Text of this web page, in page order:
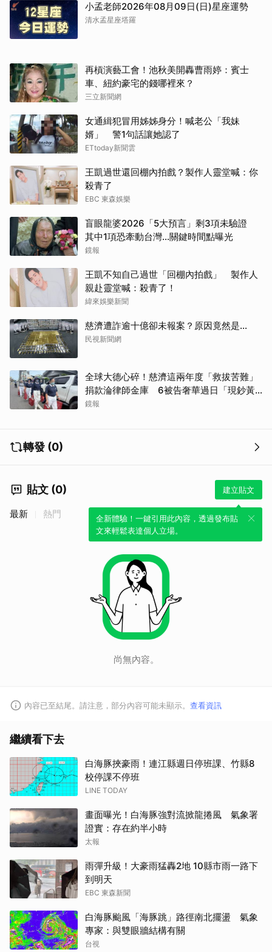
小孟老師2026年08月09日(日)星座運勢
清水孟星座塔羅
再槓演藝工會！池秋美開轟曹雨婷：賓士
車、紐約豪宅的錢哪裡來？
三立新聞網
女通緝犯冒用姊姊身分！喊老公「我妹
婿」 警1句話讓她認了
ETtoday新聞雲
王凱過世還回棚內拍戲？製作人靈堂喊：你
殺青了
EBC 東森娛樂
盲眼龍婆2026「5大預言」剩3項未驗證
其中1項恐牽動台灣...關鍵時間點曝光
鏡報
王凱不知自己過世「回棚內拍戲」 製作人
親赴靈堂喊：殺青了！
緯來娛樂新聞
慈濟遭詐逾十億卻未報案？原因竟然是...
民視新聞網
全球大德心碎！慈濟這兩年度「救拔苦難」
捐款淪律師金庫 6被告奢華過日「現鈔黃
金淹腳目」
鏡報
轉發 (0)
貼文 (0) 建立貼文
全新體驗！一鍵引用此內容，透過發布貼
文來輕鬆表達個人立場。
最新 熱門
尚無內容。
內容已至結尾。請注意，部分內容可能未顯示。 查看資訊
繼續看下去
白海豚挾豪雨！連江縣週日停班課、竹縣8
校停課不停班
LINE TODAY
畫面曝光！白海豚強對流掀龍捲風 氣象署
證實：存在約半小時
太報
雨彈升級！大豪雨猛轟2地 10縣市雨一路下
到明天
EBC 東森新聞
白海豚颱風「海豚跳」路徑南北擺盪 氣象
專家：與雙眼牆結構有關
台視